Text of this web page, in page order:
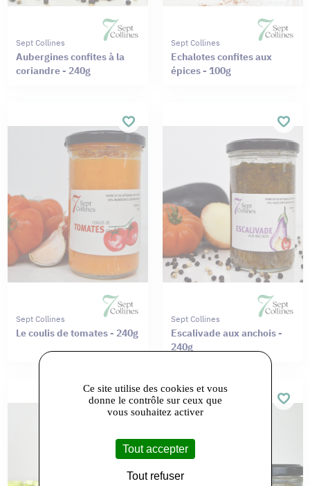
Sept Collines
Aubergines confites à la
coriandre - 240g
Sept Collines
Echalotes confites aux
épices - 100g
Sept Collines
Le coulis de tomates - 240g
Sept Collines
Escalivade aux anchois -
240g
Ce site utilise des cookies et vous
donne le contrôle sur ceux que
vous souhaitez activer
Tout accepter
Tout refuser